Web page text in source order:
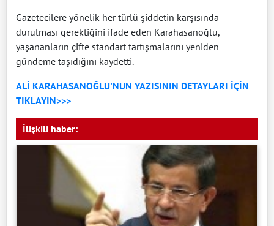
Gazetecilere yönelik her türlü şiddetin karşısında
durulması gerektiğini ifade eden Karahasanoğlu,
yaşananların çifte standart tartışmalarını yeniden
gündeme taşıdığını kaydetti.
ALİ KARAHASANOĞLU'NUN YAZISININ DETAYLARI İÇİN
TIKLAYIN>>>
İlişkili haber: